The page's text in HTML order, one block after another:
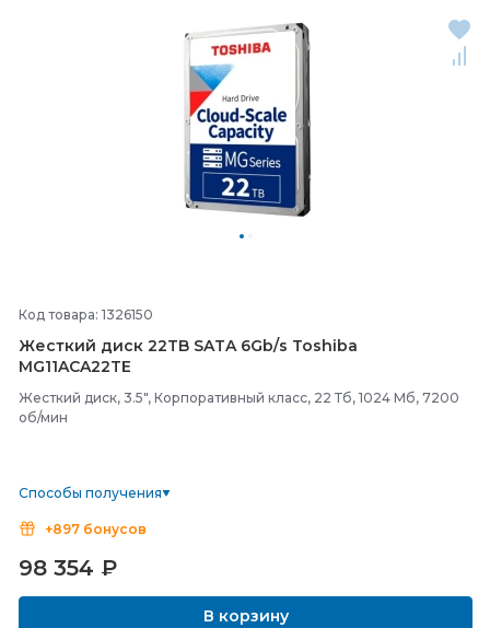
Код товара: 1326150
Жесткий диск 22TB SATA 6Gb/s Toshiba
MG11ACA22TE
Жесткий диск, 3.5", Корпоративный класс, 22 Тб, 1024 Мб, 7200
об/мин
Способы получения
+897 бонусов
98 354 ₽
В корзину